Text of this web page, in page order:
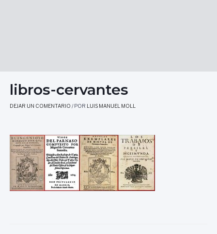
libros-cervantes
DEJAR UN COMENTARIO / POR LUIS MANUEL MOLL